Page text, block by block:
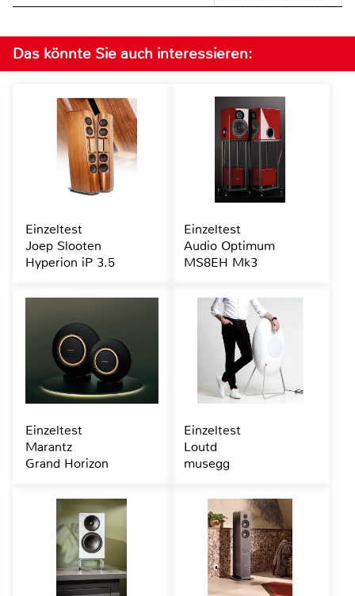
Das könnte Sie auch interessieren:
Einzeltest
Joep Slooten
Hyperion iP 3.5
Einzeltest
Audio Optimum
MS8EH Mk3
Einzeltest
Marantz
Grand Horizon
Einzeltest
Loutd
musegg